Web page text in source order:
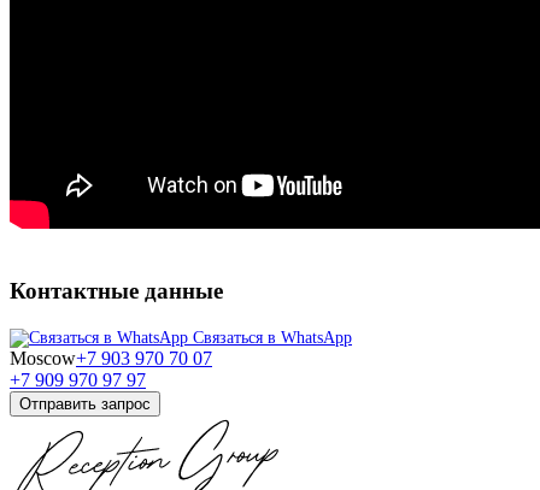
Контактные данные
Связаться в WhatsApp
Moscow+7 903 970 70 07
+7 909 970 97 97
Отправить запрос